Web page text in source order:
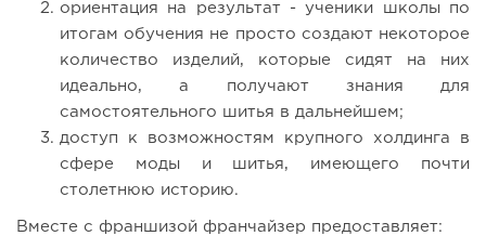
ориентация на результат - ученики школы по
итогам обучения не просто создают некоторое
количество изделий, которые сидят на них
идеально, а получают знания для
самостоятельного шитья в дальнейшем;
доступ к возможностям крупного холдинга в
сфере моды и шитья, имеющего почти
столетнюю историю.
Вместе с франшизой франчайзер предоставляет: